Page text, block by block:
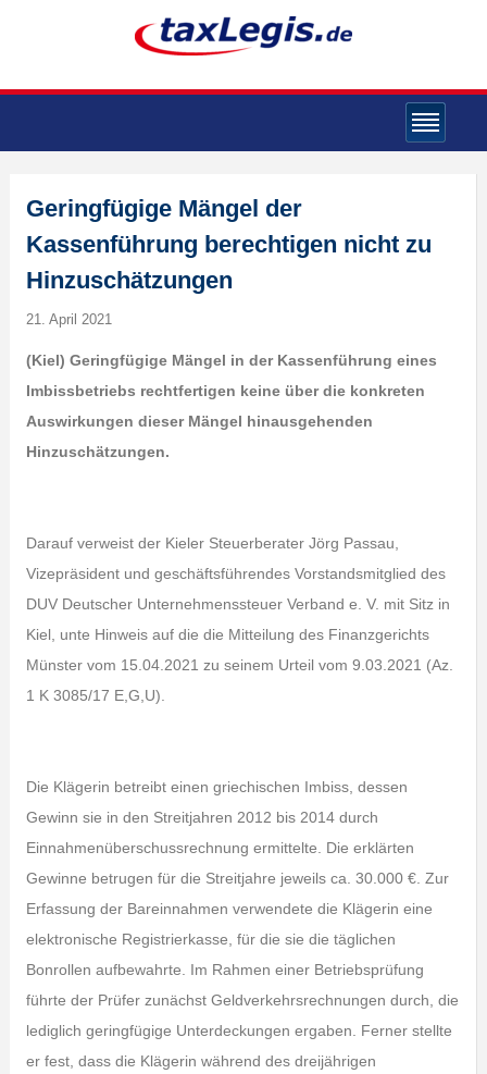
Geringfügige Mängel der
Kassenführung berechtigen nicht zu
Hinzuschätzungen
21. April 2021
(Kiel) Geringfügige Mängel in der Kassenführung eines
Imbissbetriebs rechtfertigen keine über die konkreten
Auswirkungen dieser Mängel hinausgehenden
Hinzuschätzungen.
Darauf verweist der Kieler Steuerberater Jörg Passau,
Vizepräsident und geschäftsführendes Vorstandsmitglied des
DUV Deutscher Unternehmenssteuer Verband e. V. mit Sitz in
Kiel, unte Hinweis auf die die Mitteilung des Finanzgerichts
Münster vom 15.04.2021 zu seinem Urteil vom 9.03.2021 (Az.
1 K 3085/17 E,G,U).
Die Klägerin betreibt einen griechischen Imbiss, dessen
Gewinn sie in den Streitjahren 2012 bis 2014 durch
Einnahmenüberschussrechnung ermittelte. Die erklärten
Gewinne betrugen für die Streitjahre jeweils ca. 30.000 €. Zur
Erfassung der Bareinnahmen verwendete die Klägerin eine
elektronische Registrierkasse, für die sie die täglichen
Bonrollen aufbewahrte. Im Rahmen einer Betriebsprüfung
führte der Prüfer zunächst Geldverkehrsrechnungen durch, die
lediglich geringfügige Unterdeckungen ergaben. Ferner stellte
er fest, dass die Klägerin während des dreijährigen